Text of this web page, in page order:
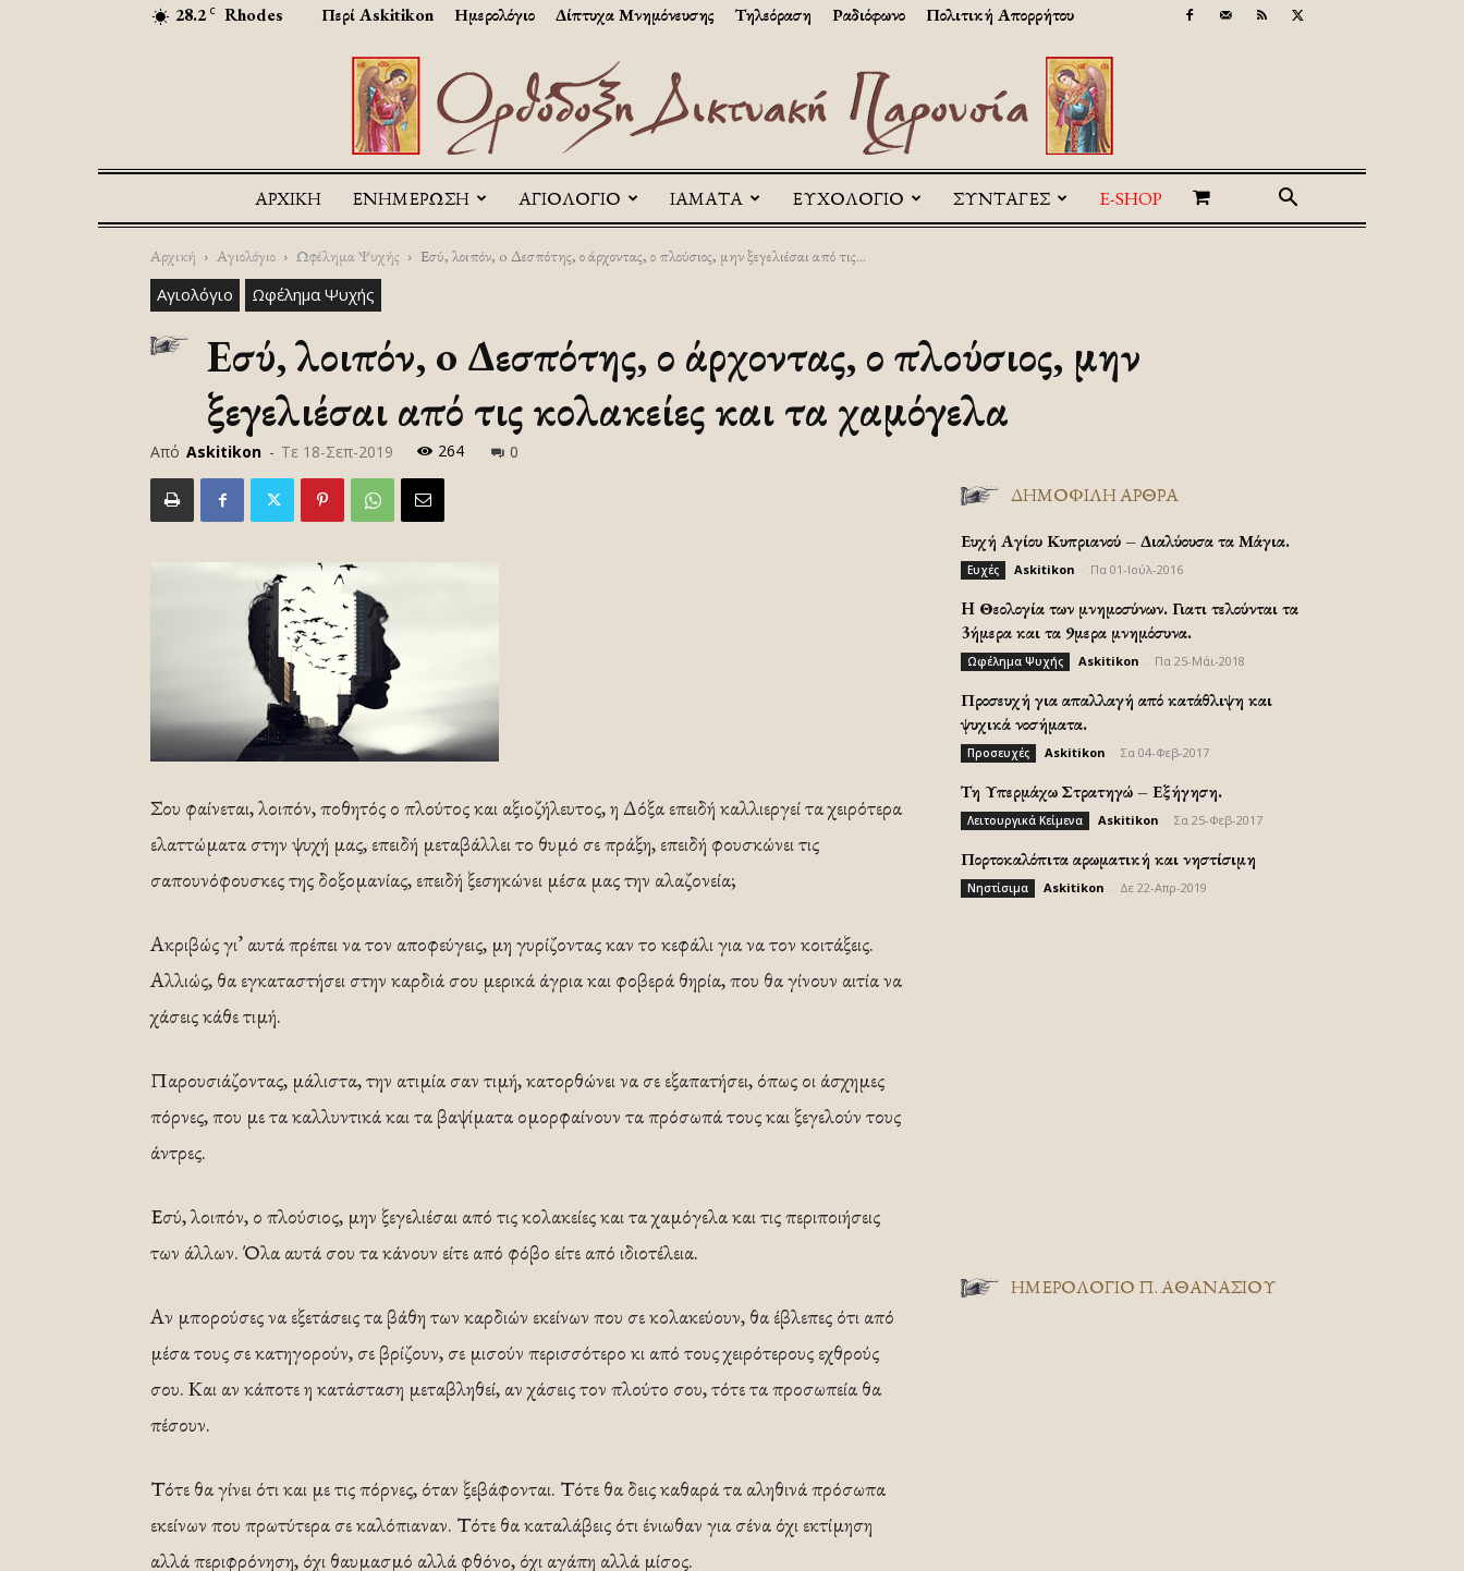
28.2 C Rhodes Περί Askitikon Ημερολόγιο Δίπτυχα Μνημόνευσης Τηλεόραση Ραδιόφωνο Πολιτική Απορρήτου
Askitikon
ΑΡΧΙΚΉ ΕΝΗΜΕΡΩΣΗ ΑΓΙΟΛΟΓΙΟ ΙΑΜΑΤΑ ΕΥΧΟΛΟΓΙΟ ΣΥΝΤΑΓΕΣ E-SHOP
Αρχική Αγιολόγιο Ωφέλημα Ψυχής Εσύ, λοιπόν, o Δεσπότης, ο άρχοντας, ο πλούσιος, μην ξεγελιέσαι από τις...
Αγιολόγιο Ωφέλημα Ψυχής
Εσύ, λοιπόν, o Δεσπότης, ο άρχοντας, ο πλούσιος, μην
ξεγελιέσαι από τις κολακείες και τα χαμόγελα
Από Askitikon - Τε 18-Σεπ-2019 264 0
Σου φαίνεται, λοιπόν, ποθητός ο πλούτος και αξιο­ζήλευτος, η Δόξα επειδή καλλιεργεί τα χειρότερα
ελαττώμα­τα στην ψυχή μας, επειδή μεταβάλλει το θυμό σε πρά­ξη, επειδή φουσκώνει τις
σαπουνόφουσκες της δοξομανίας, επειδή ξεσηκώνει μέσα μας την αλαζονεία;
Ακριβώς γι’ αυτά πρέπει να τον αποφεύγεις, μη γυρίζοντας καν το κεφάλι για να τον κοιτάξεις.
Αλλιώς, θα εγκαταστήσει στην καρδιά σου μερικά άγρια και φοβερά θηρία, που θα γίνουν αιτία να
χάσεις κάθε τι­μή.
Παρουσιάζοντας, μάλιστα, την ατιμία σαν τιμή, κατορθώνει να σε εξαπατήσει, όπως οι άσχημες
πόρνες, που με τα καλλυντικά και τα βαψίματα ομορφαίνουν τα πρόσωπά τους και ξεγελούν τους
άντρες.
Εσύ, λοιπόν, ο πλούσιος, μην ξεγελιέσαι από τις κολακείες και τα χαμόγελα και τις περιποιήσεις
των άλλων. Όλα αυτά σου τα κάνουν είτε από φόβο είτε από ιδιοτέλεια.
Αν μπορούσες να εξετάσεις τα βάθη των καρδιών εκείνων που σε κολακεύουν, θα έβλεπες ότι από
μέσα τους σε κατηγορούν, σε βρίζουν, σε μι­σούν περισσότερο κι από τους χειρότερους εχθρούς
σου. Και αν κάποτε η κατάσταση μεταβληθεί, αν χά­σεις τον πλούτο σου, τότε τα προσωπεία θα
πέσουν.
Τότε θα γίνει ότι και με τις πόρνες, όταν ξεβάφονται. Τότε θα δεις καθαρά τα αληθινά πρόσωπα
εκείνων που πρωτύτερα σε καλόπιαναν. Τότε θα καταλάβεις ότι ένιωθαν για σένα όχι εκτίμηση
αλλά περιφρόνηση, όχι θαυμασμό αλλά φθόνο, όχι αγάπη αλλά μίσος.
ΔΗΜΟΦΙΛΗ ΑΡΘΡΑ
Ευχή Αγίου Κυπριανού – Διαλύουσα τα Μάγια.
Ευχές Askitikon Πα 01-Ιούλ-2016
H Θεολογία των μνημοσύνων. Γιατι τελούνται τα
3ήμερα και τα 9μερα μνημόσυνα.
Ωφέλημα Ψυχής Askitikon Πα 25-Μάι-2018
Προσευχή για απαλλαγή από κατάθλιψη και
ψυχικά νοσήματα.
Προσευχές Askitikon Σα 04-Φεβ-2017
Τη Υπερμάχω Στρατηγώ – Εξήγηση.
Λειτουργικά Κείμενα Askitikon Σα 25-Φεβ-2017
Πορτοκαλόπιτα αρωματική και νηστίσιμη
Νηστίσιμα Askitikon Δε 22-Απρ-2019
ΗΜΕΡΟΛΟΓΙΟ Π. ΑΘΑΝΑΣΙΟΥ